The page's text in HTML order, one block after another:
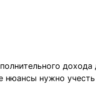
дохода
нюансы нужно